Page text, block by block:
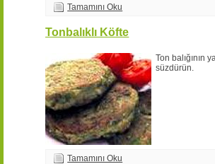
Tamamını Oku
Tonbalıklı Köfte
Ton balığının
süzdürün.
Tamamını Oku